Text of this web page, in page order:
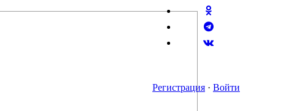
Регистрация · Войти